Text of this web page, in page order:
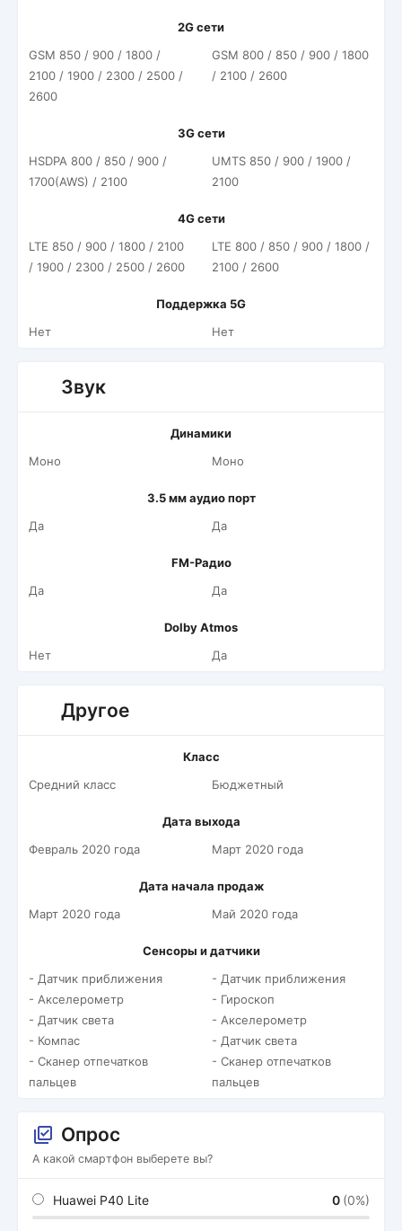
2G сети
GSM 850 / 900 / 1800 /
2100 / 1900 / 2300 / 2500 /
2600
GSM 800 / 850 / 900 / 1800
/ 2100 / 2600
3G сети
HSDPA 800 / 850 / 900 /
1700(AWS) / 2100
UMTS 850 / 900 / 1900 /
2100
4G сети
LTE 850 / 900 / 1800 / 2100
/ 1900 / 2300 / 2500 / 2600
LTE 800 / 850 / 900 / 1800 /
2100 / 2600
Поддержка 5G
Нет
Нет
Звук
Динамики
Моно
Моно
3.5 мм аудио порт
Да
Да
FM-Радио
Да
Да
Dolby Atmos
Нет
Да
Другое
Класс
Средний класс
Бюджетный
Дата выхода
Февраль 2020 года
Март 2020 года
Дата начала продаж
Март 2020 года
Май 2020 года
Сенсоры и датчики
- Датчик приближения
- Акселерометр
- Датчик света
- Компас
- Сканер отпечатков
пальцев
- Датчик приближения
- Гироскоп
- Акселерометр
- Датчик света
- Сканер отпечатков
пальцев
Опрос
А какой смартфон выберете вы?
Huawei P40 Lite 0 (0%)